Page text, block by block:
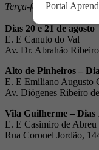
Terça-feira, dia 12/8, a
Dias 20 e 21 de agosto
E. E Canuto do Val
Av. Dr. Abrahão
Alto de Pinheiros –
E. E Emiliano Augusto
Av. Diógenes Ribeiro
Vila Guilherme – Dias
E. E Casimiro de Abreu
Rua Coronel Jordão,
Portal